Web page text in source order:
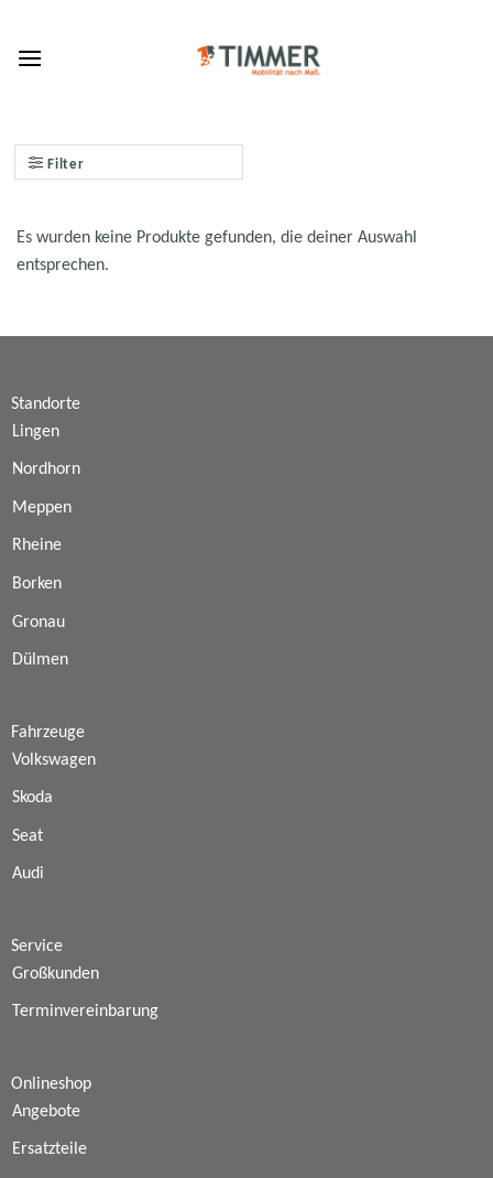
content
Filter
Es wurden keine Produkte gefunden, die deiner Auswahl
entsprechen.
Standorte
Lingen
Nordhorn
Meppen
Rheine
Borken
Gronau
Dülmen
Fahrzeuge
Volkswagen
Skoda
Seat
Audi
Service
Großkunden
Terminvereinbarung
Onlineshop
Angebote
Ersatzteile